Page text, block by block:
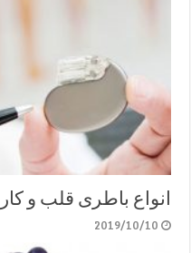
انواع باطری قلب و
2019/10/10